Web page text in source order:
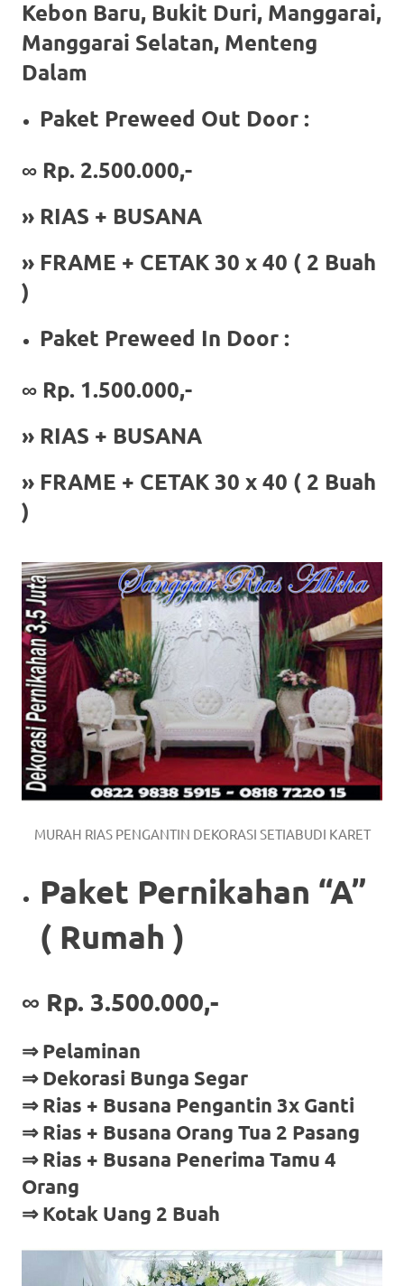
website
fake
rolex.
https://
imitation
https://www.gameswatches.com
wonderful
gift
for
man
luxury
replica
watches.
men's
https://www.drugswatches.com.
Kebon Baru, Bukit Duri, Manggarai,
Manggarai Selatan, Menteng
Dalam
Paket Preweed Out Door :
∞ Rp. 2.500.000,-
» RIAS + BUSANA
» FRAME + CETAK 30 x 40 ( 2 Buah
)
Paket Preweed In Door :
∞ Rp. 1.500.000,-
» RIAS + BUSANA
» FRAME + CETAK 30 x 40 ( 2 Buah
)
MURAH RIAS PENGANTIN DEKORASI SETIABUDI KARET
Paket Pernikahan “A”
( Rumah )
∞ Rp. 3.500.000,-
⇒ Pelaminan
⇒ Dekorasi Bunga Segar
⇒ Rias + Busana Pengantin 3x Ganti
⇒ Rias + Busana Orang Tua 2 Pasang
⇒ Rias + Busana Penerima Tamu 4
Orang
⇒ Kotak Uang 2 Buah